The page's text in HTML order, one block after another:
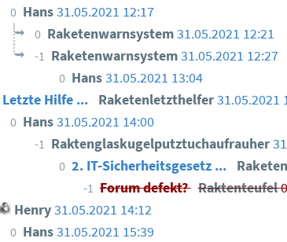
0 Hans31.05.2021 12:17
0 Raketenwarnsystem31.05.2021 12:21
-1 Raketenwarnsystem31.05.2021 12:27
0 Hans31.05.2021 13:04
Letzte Hilfe ... Raketenletzthelfer31.05.2021
0 Hans31.05.2021 14:00
-1 Raktenglaskugelputztuchaufrauher
0 2. IT-Sicherheitsgesetz ...
-1 Forum defekt? Raktenteufel
Henry31.05.2021 14:12
0 Hans31.05.2021 15:39